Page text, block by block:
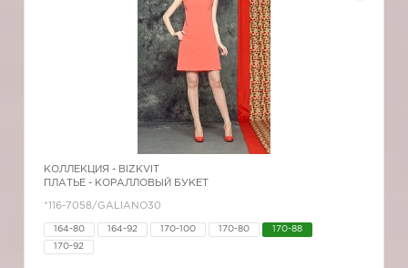
КОЛЛЕКЦИЯ - BIZKVIT
ПЛАТЬЕ - КОРАЛЛОВЫЙ БУКЕТ
*116-7058/GALIANO30
164-80 164-92 170-100 170-80 170-88
170-92